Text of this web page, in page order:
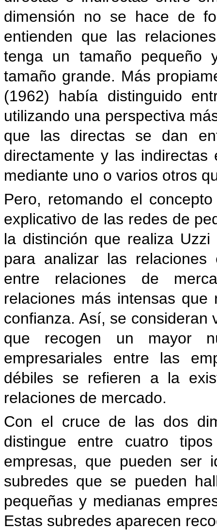
dimensión no se hace de
entienden que las
tenga un tamaño pequeño
tamaño grande. Más
(1962) había distinguido
utilizando una perspectiva
que las directas se dan
directamente y las
mediante uno o varios otros
Pero, retomando el
explicativo de las redes de
la distinción que realiza
para analizar las
entre relaciones de
relaciones más intensas
confianza. Así, se consideran
que recogen un mayor
empresariales entre las
débiles se refieren a la
relaciones de mercado.
Con el cruce de las dos
distingue entre cuatro
empresas, que pueden ser
subredes que se pueden
pequeñas y medianas
Estas subredes aparecen